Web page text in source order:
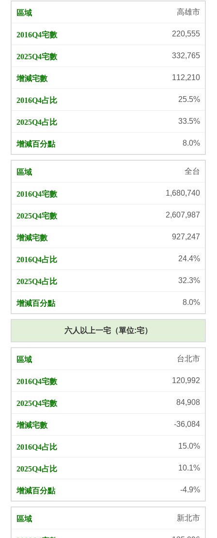
高雄市
220,555
332,765
112,210
25.5%
33.5%
8.0%
全台
1,680,740
2,607,987
927,247
24.4%
32.3%
8.0%
六人以上一宅（單位:宅）
台北市
120,992
84,908
-36,084
15.0%
10.1%
-4.9%
新北市